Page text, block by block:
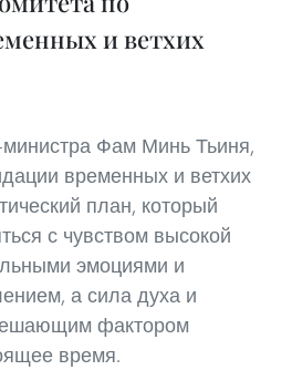
и ветхих
Фам Минь Тьиня,
временных и ветхих
план, который
с чувством высокой
эмоциями и
а сила духа и
фактором
время.